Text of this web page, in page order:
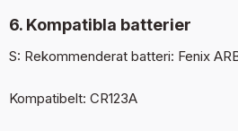
6. Kompatibla batterier
S: Rekommenderat batteri: Fenix
Kompatibelt: CR123A